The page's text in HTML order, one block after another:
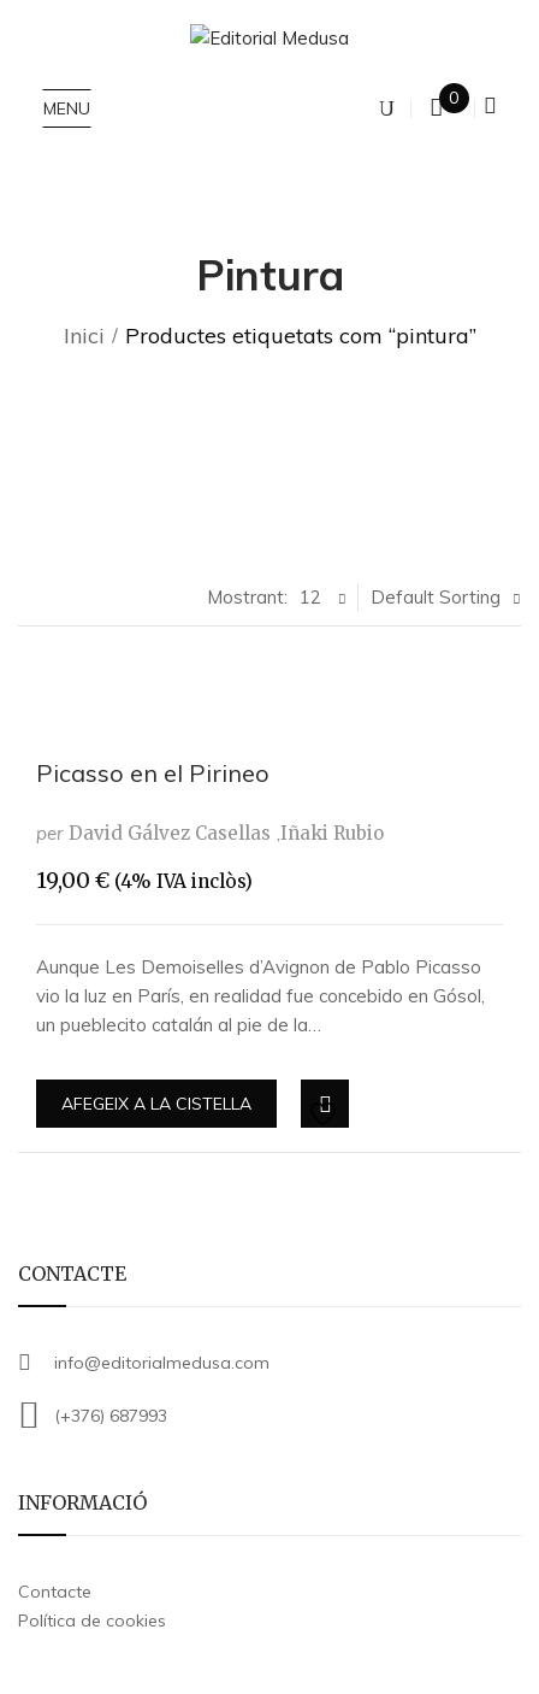
MENU 0
Pintura
Inici Productes etiquetats com “pintura”
Default Sorting
Mostrant: 12
Picasso en el Pirineo
per David Gálvez Casellas Iñaki Rubio
19,00 € (4% IVA inclòs)
Aunque Les Demoiselles d’Avignon de Pablo Picasso
vio la luz en París, en realidad fue concebido en Gósol,
un pueblecito catalán al pie de la…
AFEGEIX A LA CISTELLA
CONTACTE
info@editorialmedusa.com
(+376) 687993
INFORMACIÓ
Contacte
Política de cookies